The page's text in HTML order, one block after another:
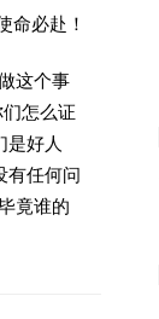
命必赴！
这个事
怎么证
是好人
有任何问
竟谁的